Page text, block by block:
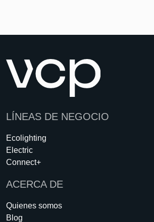
LÍNEAS DE NEGOCIO
Ecolighting
Electric
Connect+
ACERCA DE
Quienes somos
Blog